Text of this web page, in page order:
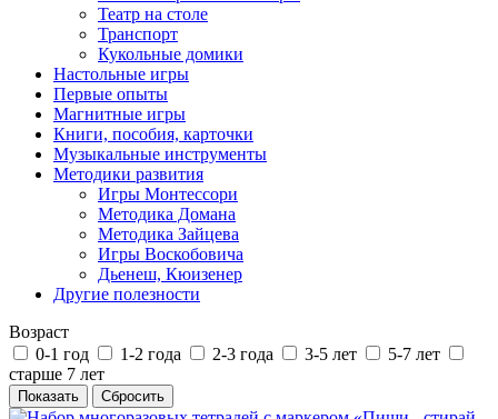
Театр на столе
Транспорт
Кукольные домики
Настольные игры
Первые опыты
Магнитные игры
Книги, пособия, карточки
Музыкальные инструменты
Методики развития
Игры Монтессори
Методика Домана
Методика Зайцева
Игры Воскобовича
Дьенеш, Кюизенер
Другие полезности
Возраст
0-1 год
1-2 года 2-3 года 3-5 лет
5-7 лет
старше 7 лет